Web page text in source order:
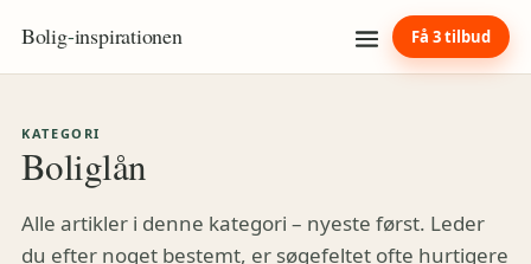
Bolig-inspirationen Få 3 tilbud
KATEGORI
Boliglån
Alle artikler i denne kategori – nyeste først. Leder
du efter noget bestemt, er søgefeltet ofte hurtigere